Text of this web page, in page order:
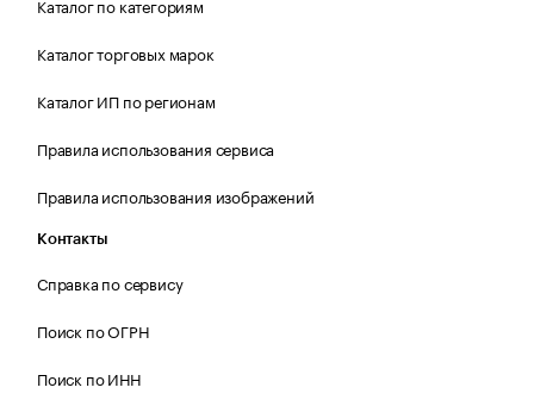
Каталог по категориям
Каталог торговых марок
Каталог ИП по регионам
Правила использования сервиса
Правила использования изображений
Контакты
Справка по сервису
Поиск по ОГРН
Поиск по ИНН